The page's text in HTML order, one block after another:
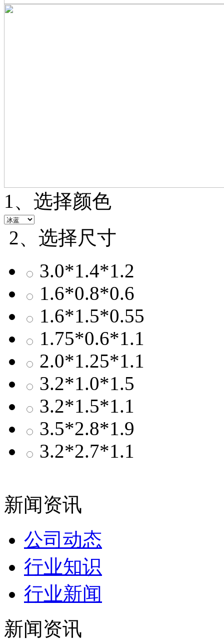
1、选择颜色
2、选择尺寸
3.0*1.4*1.2
1.6*0.8*0.6
1.6*1.5*0.55
1.75*0.6*1.1
2.0*1.25*1.1
3.2*1.0*1.5
3.2*1.5*1.1
3.5*2.8*1.9
3.2*2.7*1.1
新闻资讯
公司动态
行业知识
行业新闻
新闻资讯